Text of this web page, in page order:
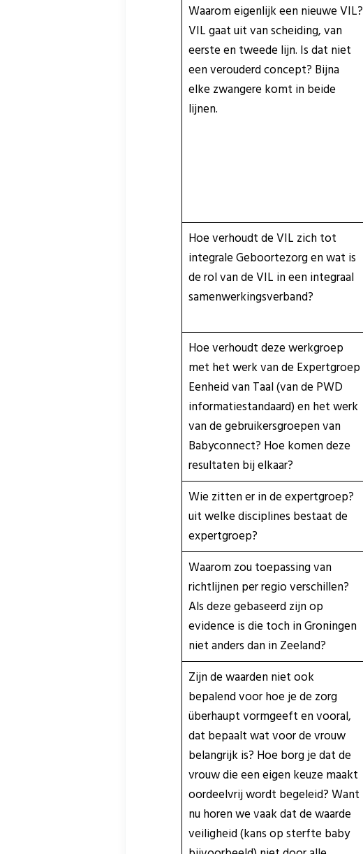
Waarom eigenlijk een nieuwe VIL?
VIL gaat uit van scheiding, van
eerste en tweede lijn. Is dat niet
een verouderd concept? Bijna
elke zwangere komt in beide
lijnen.
Hoe verhoudt de VIL zich tot
integrale Geboortezorg en wat is
de rol van de VIL in een integraal
samenwerkingsverband?
Hoe verhoudt deze werkgroep
met het werk van de Expertgroep
Eenheid van Taal (van de PWD
informatiestandaard) en het werk
van de gebruikersgroepen van
Babyconnect? Hoe komen deze
resultaten bij elkaar?
Wie zitten er in de expertgroep?
uit welke disciplines bestaat de
expertgroep?
Waarom zou toepassing van
richtlijnen per regio verschillen?
Als deze gebaseerd zijn op
evidence is die toch in Groningen
niet anders dan in Zeeland?
Zijn de waarden niet ook
bepalend voor hoe je de zorg
überhaupt vormgeeft en vooral,
dat bepaalt wat voor de vrouw
belangrijk is? Hoe borg je dat de
vrouw die een eigen keuze maakt
oordeelvrij wordt begeleid? Want
nu horen we vaak dat de waarde
veiligheid (kans op sterfte baby